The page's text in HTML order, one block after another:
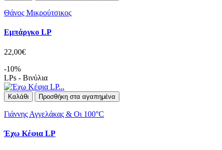
Θάνος Μικρούτσικος
Εμπάργκο LP
22,00€
-10%
LPs - Βινύλια
Καλάθι Προσθήκη στα αγαπημένα
Γιάννης Αγγελάκας & Οι 100°C
Έχω Κέφια LP